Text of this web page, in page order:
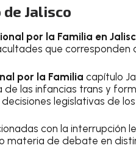
de Jalisco
por la Familia en
que corresponden
por la Familia capítulo
las infancias trans y
legislativas de
con la interrupción
materia de debate en